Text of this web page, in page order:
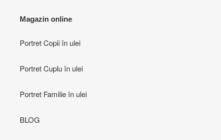
Magazin online
Portret Copii în ulei
Portret Cuplu în ulei
Portret Familie în ulei
BLOG